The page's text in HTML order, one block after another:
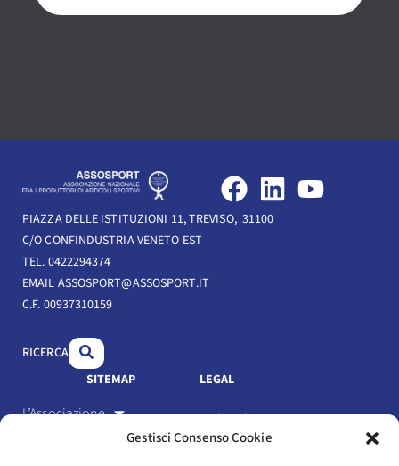
Gestisci Consenso Cookie
F
a
c
L
i
Y
o
PIAZZA DELLE ISTITUZIONI 11, TREVISO, 31100
C/O CONFINDUSTRIA VENETO EST
TEL. 0422294374
EMAIL ASSOSPORT@ASSOSPORT.IT
C.F. 00937310159
RICERCA
SITEMAP
L’Associazione
LEGAL
Link Utili